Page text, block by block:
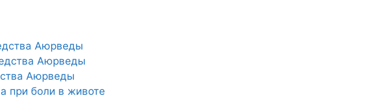
Аюрведы
Аюрведы
Аюрведы
при боли в животе